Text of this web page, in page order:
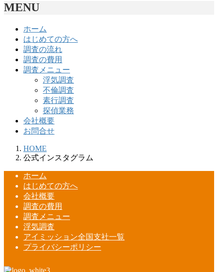
MENU
ホーム
はじめての方へ
調査の流れ
調査の費用
調査メニュー
浮気調査
不倫調査
素行調査
探偵業務
会社概要
お問合せ
HOME
公式インスタグラム
ホーム
はじめての方へ
会社概要
調査の費用
調査メニュー
浮気調査
アイミッション全国支社一覧
プライバシーポリシー